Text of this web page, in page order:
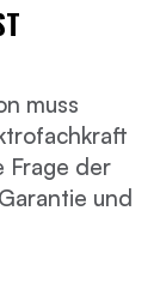
muss
Frage der
und